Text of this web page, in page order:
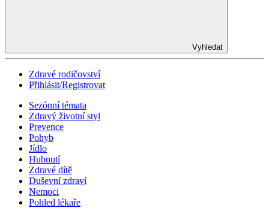
Vyhledat
Zdravé rodičovství
Přihlásit/Registrovat
Sezónní témata
Zdravý životní styl
Prevence
Pohyb
Jídlo
Hubnutí
Zdravé dítě
Duševní zdraví
Nemoci
Pohled lékaře